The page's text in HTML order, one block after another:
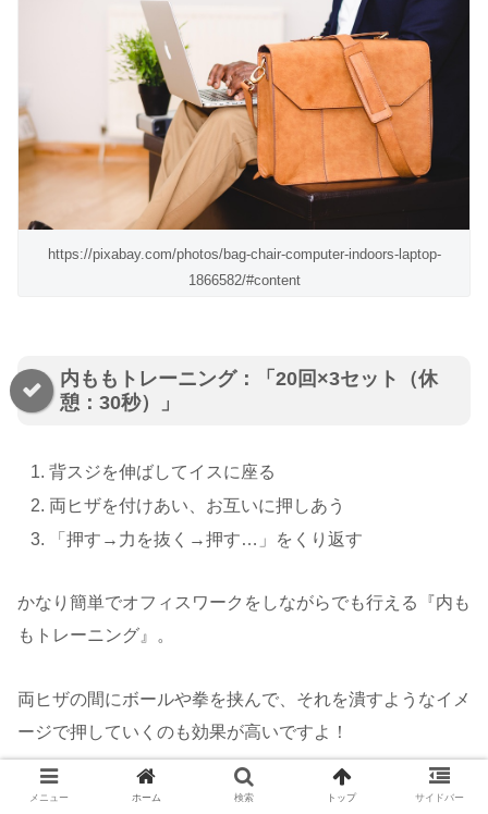
https://pixabay.com/photos/bag-chair-computer-indoors-laptop-
1866582/#content
内ももトレーニング：「20回×3セット（休
憩：30秒）」
背スジを伸ばしてイスに座る
両ヒザを付けあい、お互いに押しあう
「押す→力を抜く→押す…」をくり返す
かなり簡単でオフィスワークをしながらでも行える『内も
もトレーニング』。
両ヒザの間にボールや拳を挟んで、それを潰すようなイメ
ージで押していくのも効果が高いですよ！
めちゃくちゃ手軽に内ももを鍛えられるの
メニュー ホーム 検索 トップ サイドバー